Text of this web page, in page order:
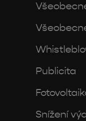
Publicita
Snížení